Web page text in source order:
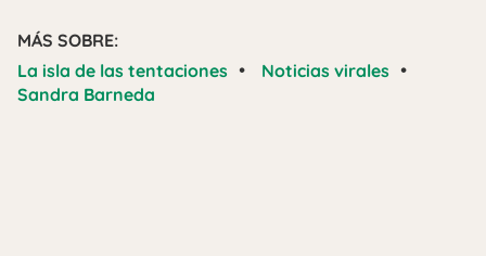
MÁS SOBRE:
La isla de las tentaciones • Noticias virales •
Sandra Barneda